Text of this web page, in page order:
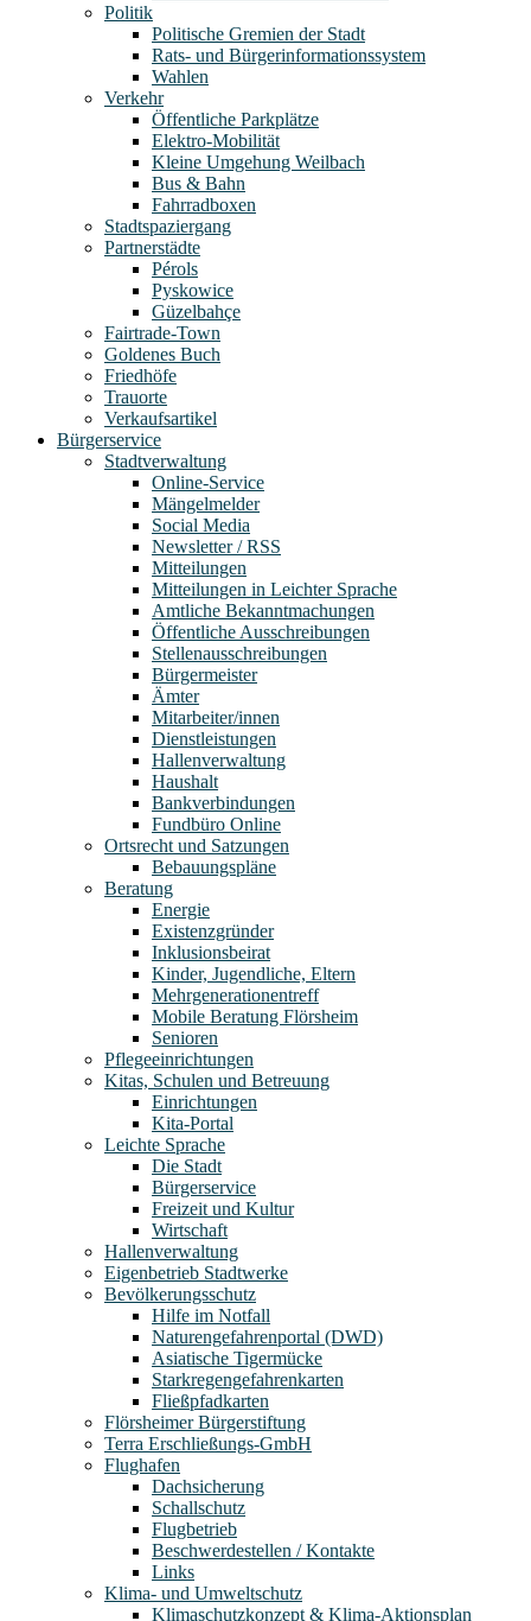
Politik
Politische Gremien der Stadt
Rats- und Bürgerinformationssystem
Wahlen
Verkehr
Öffentliche Parkplätze
Elektro-Mobilität
Kleine Umgehung Weilbach
Bus & Bahn
Fahrradboxen
Stadtspaziergang
Partnerstädte
Pérols
Pyskowice
Güzelbahçe
Fairtrade-Town
Goldenes Buch
Friedhöfe
Trauorte
Verkaufsartikel
Bürgerservice
Stadtverwaltung
Online-Service
Mängelmelder
Social Media
Newsletter / RSS
Mitteilungen
Mitteilungen in Leichter Sprache
Amtliche Bekanntmachungen
Öffentliche Ausschreibungen
Stellenausschreibungen
Bürgermeister
Ämter
Mitarbeiter/innen
Dienstleistungen
Hallenverwaltung
Haushalt
Bankverbindungen
Fundbüro Online
Ortsrecht und Satzungen
Bebauungspläne
Beratung
Energie
Existenzgründer
Inklusionsbeirat
Kinder, Jugendliche, Eltern
Mehrgenerationentreff
Mobile Beratung Flörsheim
Senioren
Pflegeeinrichtungen
Kitas, Schulen und Betreuung
Einrichtungen
Kita-Portal
Leichte Sprache
Die Stadt
Bürgerservice
Freizeit und Kultur
Wirtschaft
Hallenverwaltung
Eigenbetrieb Stadtwerke
Bevölkerungsschutz
Hilfe im Notfall
Naturengefahrenportal (DWD)
Asiatische Tigermücke
Starkregengefahrenkarten
Fließpfadkarten
Flörsheimer Bürgerstiftung
Terra Erschließungs-GmbH
Flughafen
Dachsicherung
Schallschutz
Flugbetrieb
Beschwerdestellen / Kontakte
Links
Klima- und Umweltschutz
Klimaschutzkonzept & Klima-Aktionsplan